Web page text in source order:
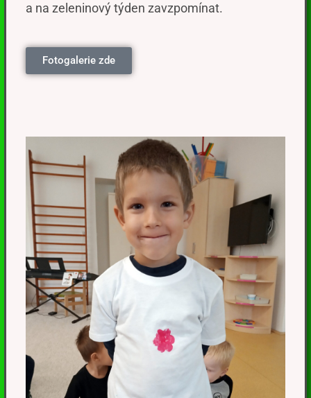
a na zeleninový týden zavzpomínat.
Fotogalerie zde